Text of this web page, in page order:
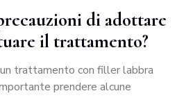
di adottare
il trattamento?
trattamento con filler labbra
prendere alcune